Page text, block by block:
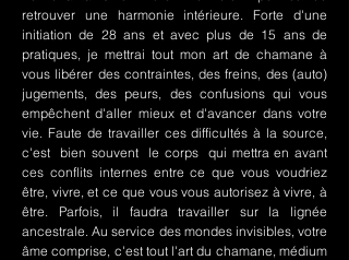
retrouver une harmonie intérieure. Forte d'une
initiation de 28 ans et avec plus de 15 ans de
pratiques, je mettrai tout mon art de chamane à
vous libérer des contraintes, des freins, des (auto)
jugements, des peurs, des confusions qui vous
empêchent d'aller mieux et d'avancer dans votre
vie. Faute de travailler ces difficultés à la source,
c'est bien souvent le corps qui mettra en avant
ces conflits internes entre ce que vous voudriez
être, vivre, et ce que vous vous autorisez à vivre, à
être. Parfois, il faudra travailler sur la lignée
ancestrale. Au service des mondes invisibles, votre
âme comprise, c'est tout l'art du chamane, médium